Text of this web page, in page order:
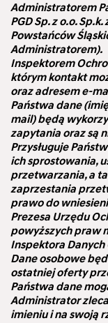
Administratorem
PGD Sp. z o.o.
Powstańców
Administratorem).
Inspektorem
którym kontakt
oraz adresem e-
Państwa dane
mail) będą
zapytania oraz są
Przysługuje
ich sprostowania,
przetwarzania, a
zaprzestania
prawo do
Prezesa Urzędu
powyższych praw
Inspektora
Dane osobowe
ostatniej oferty
Państwa dane
Administrator
imieniu i na swoją